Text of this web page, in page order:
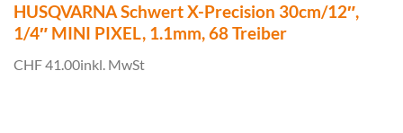
HUSQVARNA Schwert X-Precision 30cm/12″,
1/4″ MINI PIXEL, 1.1mm, 68 Treiber
CHF 41.00inkl. MwSt